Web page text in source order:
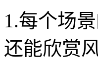
1.每个场
还能欣赏风